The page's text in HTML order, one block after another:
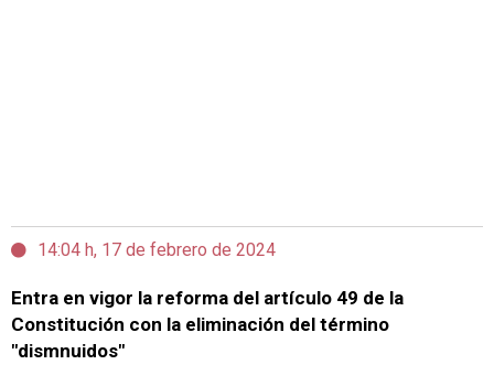
14:04 h, 17 de febrero de 2024
Entra en vigor la reforma del artículo 49 de la
Constitución con la eliminación del término
"dismnuidos"